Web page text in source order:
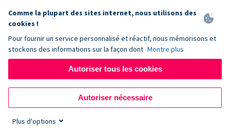
TO THIS AGREEMENT, EVEN IF ADVISED OF THE POSSIBILITY.
Liability Cap
DONORBOX’S TOTAL AGGREGATE LIABILITY ARISING OUT OF OR
RELATING TO THIS AGREEMENT WILL NOT EXCEED THE AMOUNTS PAID BY
CUSTOMER TO DONORBOX IN THE TWELVE (12) MONTHS PRECEDING
THE EVENT GIVING RISE TO THE CLAIM.
Nothing limits liability for: (a) amounts Customer owes Donorbox; (b)
Comme la plupart des sites internet, nous utilisons des
cookies !
Pour fournir un service personnalisé et réactif, nous mémorisons et
stockons des informations sur la façon dont Montre plus
Autoriser tous les cookies
Autoriser nécessaire
Plus d'options